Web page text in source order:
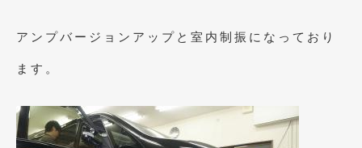
2023年8月(2)
アンプバージョンアップと室内制振になっており
ます。